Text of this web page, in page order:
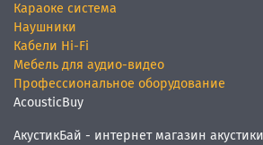
Караоке система
Наушники
Кабели Hi-Fi
Мебель для аудио-видео
Профессиональное оборудование
AcousticBuy
АкустикБай - интернет магазин